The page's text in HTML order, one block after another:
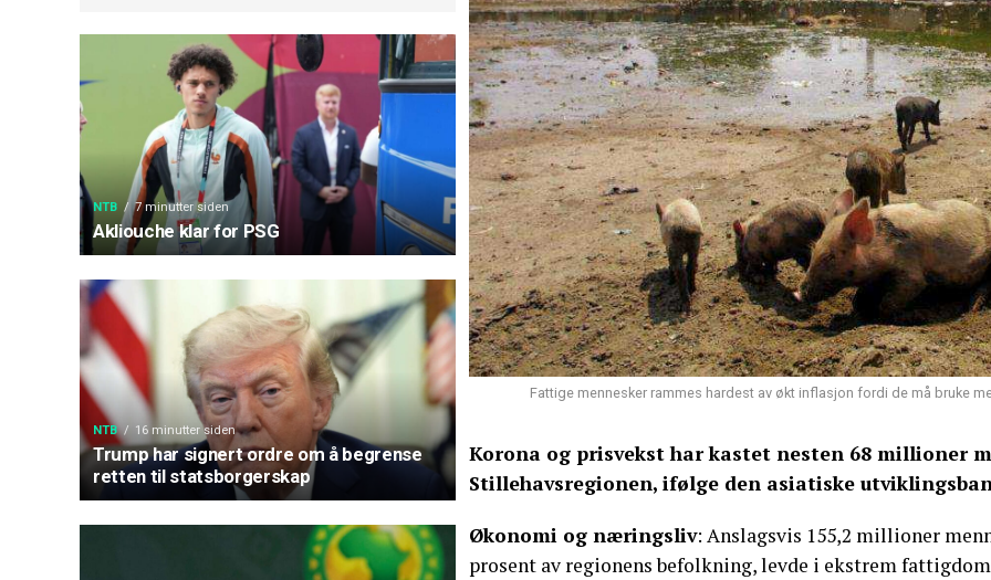
NTB 7 minutter siden
Akliouche klar for PSG
NTB 16 minutter siden
Trump har signert ordre om å begrense
retten til statsborgerskap
Fattige mennesker rammes hardest av økt inflasjon fordi de må bruke
Korona og prisvekst har kastet nesten 68 millioner
Stillehavsregionen, ifølge den asiatiske
Økonomi og næringsliv: Anslagsvis 155,2 millioner
prosent av regionens befolkning, levde i ekstrem